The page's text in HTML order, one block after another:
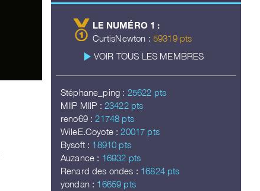
LE NUMÉRO 1 :
CurtisNewton : 59319 pts
play_arrow VOIR TOUS LES MEMBRES
Stéphane_ping : 25622 pts
MIIP MIIP : 23422 pts
reno69 : 21748 pts
WileE.Coyote : 20017 pts
Bysoft : 18910 pts
Auzance : 16932 pts
Renard des ondes : 16824 pts
yondan : 16659 pts